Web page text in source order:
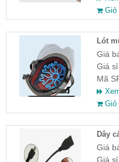
Giỏ
Lót
Giá
Giá
Mã
Giỏ
Dây
Giá
Giá